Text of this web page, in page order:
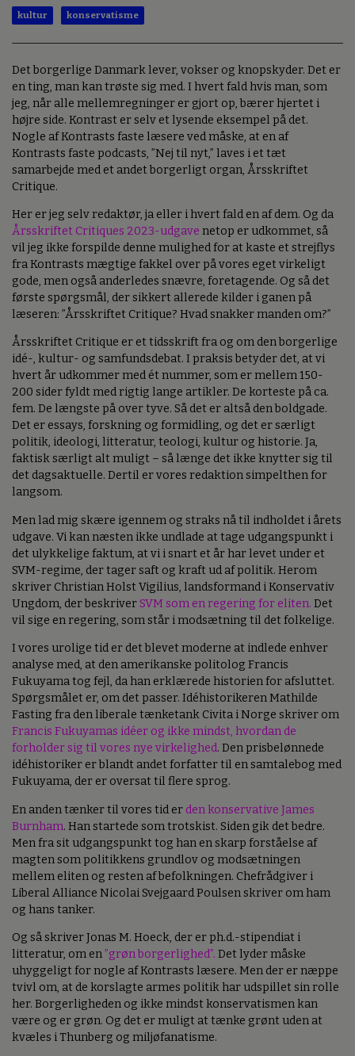
kultur konservatisme
Det borgerlige Danmark lever, vokser og knopskyder. Det er
en ting, man kan trøste sig med. I hvert fald hvis man, som
jeg, når alle mellemregninger er gjort op, bærer hjertet i
højre side. Kontrast er selv et lysende eksempel på det.
Nogle af Kontrasts faste læsere ved måske, at en af
Kontrasts faste podcasts, ”Nej til nyt,” laves i et tæt
samarbejde med et andet borgerligt organ, Årsskriftet
Critique.
Her er jeg selv redaktør, ja eller i hvert fald en af dem. Og da
Årsskriftet Critiques 2023-udgave netop er udkommet, så
vil jeg ikke forspilde denne mulighed for at kaste et strejflys
fra Kontrasts mægtige fakkel over på vores eget virkeligt
gode, men også anderledes snævre, foretagende. Og så det
første spørgsmål, der sikkert allerede kilder i ganen på
læseren: ”Årsskriftet Critique? Hvad snakker manden om?”
Årsskriftet Critique er et tidsskrift fra og om den borgerlige
idé-, kultur- og samfundsdebat. I praksis betyder det, at vi
hvert år udkommer med ét nummer, som er mellem 150-
200 sider fyldt med rigtig lange artikler. De korteste på ca.
fem. De længste på over tyve. Så det er altså den boldgade.
Det er essays, forskning og formidling, og det er særligt
politik, ideologi, litteratur, teologi, kultur og historie. Ja,
faktisk særligt alt muligt – så længe det ikke knytter sig til
det dagsaktuelle. Dertil er vores redaktion simpelthen for
langsom.
Men lad mig skære igennem og straks nå til indholdet i årets
udgave. Vi kan næsten ikke undlade at tage udgangspunkt i
det ulykkelige faktum, at vi i snart et år har levet under et
SVM-regime, der tager saft og kraft ud af politik. Herom
skriver Christian Holst Vigilius, landsformand i Konservativ
Ungdom, der beskriver SVM som en regering for eliten. Det
vil sige en regering, som står i modsætning til det folkelige.
I vores urolige tid er det blevet moderne at indlede enhver
analyse med, at den amerikanske politolog Francis
Fukuyama tog fejl, da han erklærede historien for afsluttet.
Spørgsmålet er, om det passer. Idéhistorikeren Mathilde
Fasting fra den liberale tænketank Civita i Norge skriver om
Francis Fukuyamas idéer og ikke mindst, hvordan de
forholder sig til vores nye virkelighed. Den prisbelønnede
idéhistoriker er blandt andet forfatter til en samtalebog med
Fukuyama, der er oversat til flere sprog.
En anden tænker til vores tid er den konservative James
Burnham. Han startede som trotskist. Siden gik det bedre.
Men fra sit udgangspunkt tog han en skarp forståelse af
magten som politikkens grundlov og modsætningen
mellem eliten og resten af befolkningen. Chefrådgiver i
Liberal Alliance Nicolai Svejgaard Poulsen skriver om ham
og hans tanker.
Og så skriver Jonas M. Hoeck, der er ph.d.-stipendiat i
litteratur, om en”grøn borgerlighed”. Det lyder måske
uhyggeligt for nogle af Kontrasts læsere. Men der er næppe
tvivl om, at de korslagte armes politik har udspillet sin rolle
her. Borgerligheden og ikke mindst konservatismen kan
være og er grøn. Og det er muligt at tænke grønt uden at
kvæles i Thunberg og miljøfanatisme.